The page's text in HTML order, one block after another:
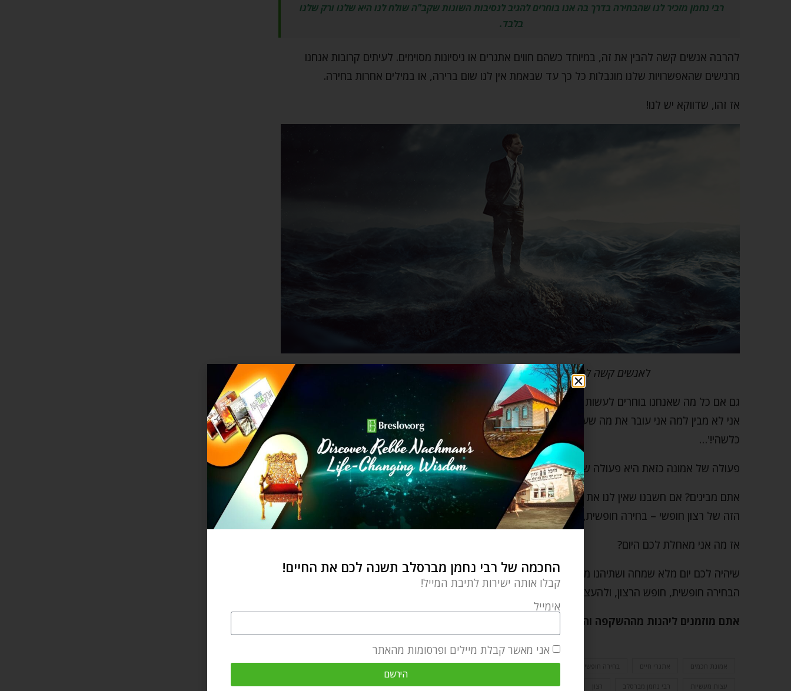
רבי נחמן מזכיר לנו שהבחירה בדרך בה אנו בוחרים להגיב לנסיבות השונות שקב"ה שולח לנו היא שלנו ורק שלנו
בלבד.
להרבה אנשים קשה להבין את זה, במיוחד כשהם חווים אתגרים או ניסיונות מסוימים. לעיתים קרובות אנחנו
מרגישים שהאפשרויות שלנו מוגבלות כל כך עד שבאמת אין לנו שום ברירה, או במילים אחרות בחירה.
אז זהו, שדווקא יש לנו!
לאנשים קשה להבין את זה במיוחד כשהם חווים אתגרים קשים בחיים
גם אם כל מה שאנחנו בוחרים לעשות זה רק לחשוב על הקב"ה ברגע הקושי בו אנו נמצאים ולומר: 'בורא עולם!
אני לא מבין למה אני עובר את מה שעובר עלי, אבל אני מאמין שגם זה ממך ושזה חייב להיות לטובתי בדרך
כלשהי!'…
פעולה של אמונה כזאת היא פעולה של בחירה חופשית, רצון חופשי.
אתם מבינים? אם חשבנו שאין לנו את הכוח הזה, רבי נחמן מגלה לנו שיש לנו אותו עם כל העוצמה. ואת הכוח
הזה של רצון חופשי – בחירה חופשית, הוא הגדיר בהכי פשוט: תרצה תעשה, לא תרצה לא תעשה!
אז מה אני מאחלת לכם היום?
שיהיה לכם יום מלא שמחה ושתיהנו מכל ההזדמנויות שאתם מקבלים מאבא שבשמים כדי לתרגל את כוח
הבחירה חופשית, חופש הרצון, ולהעצים אותו. אמן!
אתם מוזמנים ליהנות מההשקפה והחכמה העמוקה והמיוחדת שיש ביהדות
אמונת חכמים אתגרי חיים הצלחה
עצות מעשיות רבי נחמן מברסלב רצון
החכמה של רבי נחמן מברסלב תשנה לכם את החיים!
קבלו אותה ישירות לתיבת המייל!
אימייל
אני מאשר קבלת מיילים ופרסומות מהאתר
הירשם